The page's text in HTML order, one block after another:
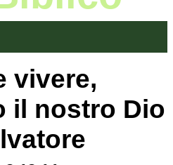
vivere,
il nostro Dio